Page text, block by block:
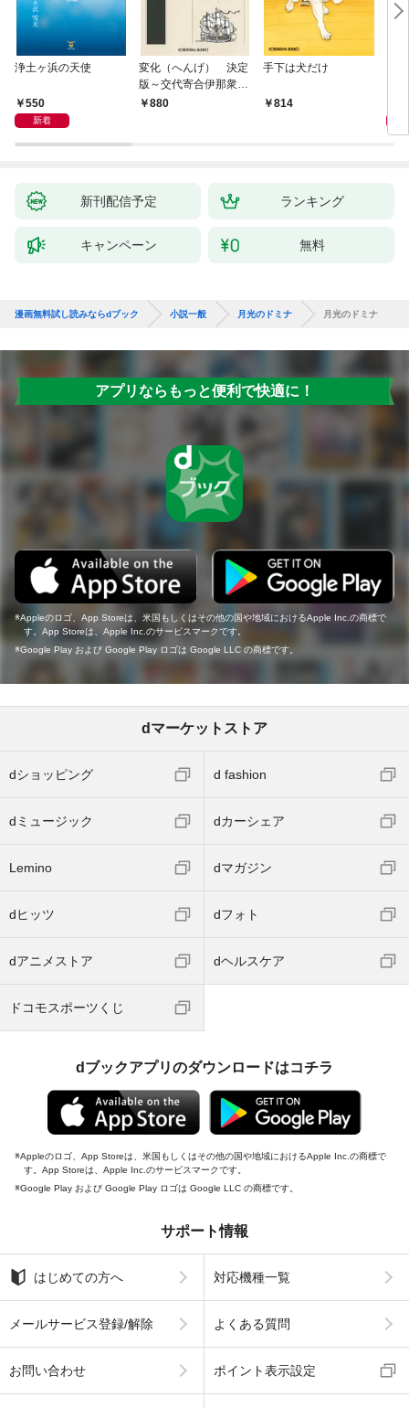
浄土ヶ浜の天使
550
新着
変化（へんげ） 決定
版～交代寄合伊那衆異
聞（1）～
880
手下は犬だけ
814
新刊配信予定 ランキング
キャンペーン 無料
漫画無料試し読みならdブック 小説一般 月光のドミナ 月光のドミナ
アプリならもっと便利で快適に！
Appleのロゴ、App Storeは、米国もしくはその他の国や地域におけるApple Inc.の商標で
す。App Storeは、Apple Inc.のサービスマークです。
Google Play および Google Play ロゴは Google LLC の商標です。
dマーケットストア
dショッピング d fashion
dミュージック dカーシェア
Lemino dマガジン
dヒッツ dフォト
dアニメストア dヘルスケア
ドコモスポーツくじ
dブックアプリのダウンロードはコチラ
Appleのロゴ、App Storeは、米国もしくはその他の国や地域におけるApple Inc.の商標で
す。App Storeは、Apple Inc.のサービスマークです。
Google Play および Google Play ロゴは Google LLC の商標です。
サポート情報
はじめての方へ 対応機種一覧
メールサービス登録/解除 よくある質問
お問い合わせ ポイント表示設定